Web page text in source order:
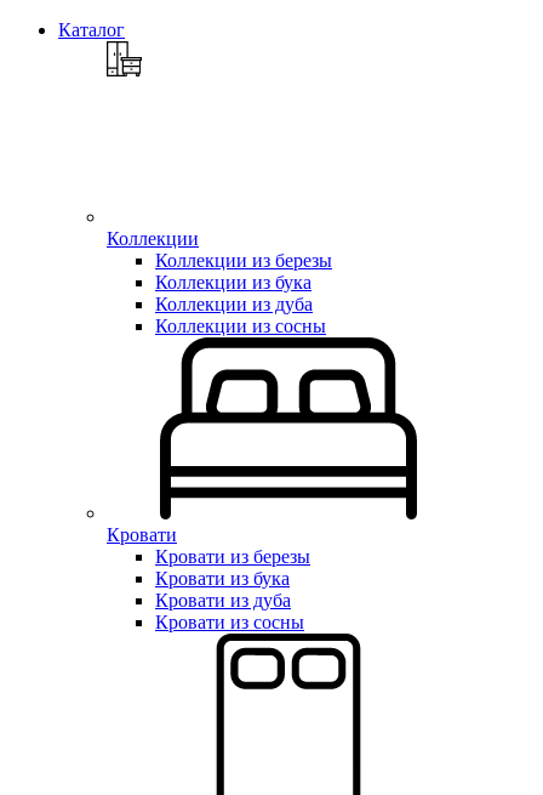
Каталог
Коллекции
Коллекции из березы
Коллекции из бука
Коллекции из дуба
Коллекции из сосны
Кровати
Кровати из березы
Кровати из бука
Кровати из дуба
Кровати из сосны